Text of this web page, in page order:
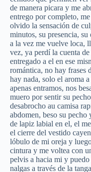
de manera picara y me
entrego por completo,
olvido la sensación de
minutos, su presencia,
a la vez me vuelve loca,
vez, ya perdí la cuenta
entregado a el en ese
romántica, no hay frases
hay nada, solo el aroma
apenas entramos, nos
muero por sentir su
desabrocho au camisa
abdomen, beso su pecho
de lapiz labial en el, el
el cierre del vestido
lóbulo de mi oreja y
cintura y me voltea con
pelvis a hacia mi y
nalgas a través de la